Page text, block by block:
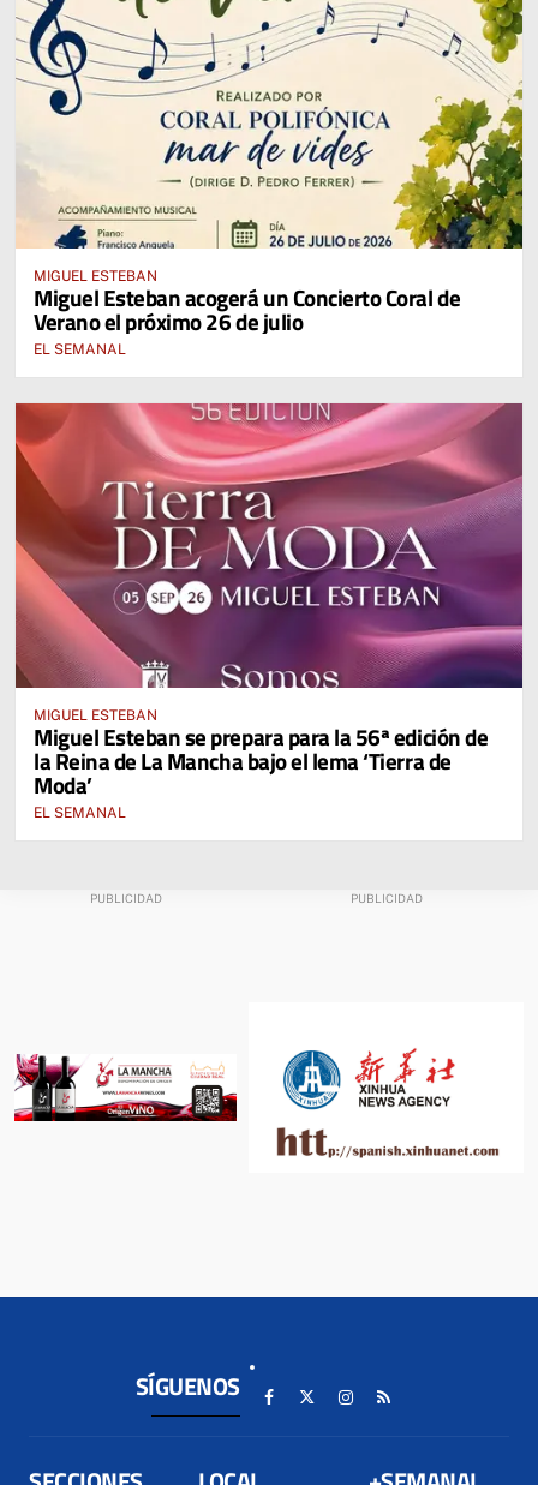
MIGUEL ESTEBAN
Miguel Esteban acogerá un Concierto Coral de
Verano el próximo 26 de julio
EL SEMANAL
MIGUEL ESTEBAN
Miguel Esteban se prepara para la 56ª edición de
la Reina de La Mancha bajo el lema ‘Tierra de
Moda’
EL SEMANAL
SÍGUENOS